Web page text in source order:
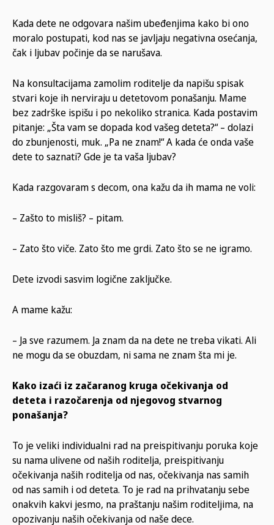
Kada dete ne odgovara našim ubeđenjima kako bi ono
moralo postupati, kod nas se javljaju negativna osećanja,
čak i ljubav počinje da se narušava.
Na konsultacijama zamolim roditelje da napišu spisak
stvari koje ih nerviraju u detetovom ponašanju. Mame
bez zadrške ispišu i po nekoliko stranica. Kada postavim
pitanje: „Šta vam se dopada kod vašeg deteta?“ – dolazi
do zbunjenosti, muk. „Pa ne znam!“ A kada će onda vaše
dete to saznati? Gde je ta vaša ljubav?
Kada razgovaram s decom, ona kažu da ih mama ne voli:
– Zašto to misliš? – pitam.
– Zato što viče. Zato što me grdi. Zato što se ne igramo.
Dete izvodi sasvim logične zaključke.
A mame kažu:
– Ja sve razumem. Ja znam da na dete ne treba vikati. Ali
ne mogu da se obuzdam, ni sama ne znam šta mi je.
Kako izaći iz začaranog kruga očekivanja od
deteta i razočarenja od njegovog stvarnog
ponašanja?
To je veliki individualni rad na preispitivanju poruka koje
su nama ulivene od naših roditelja, preispitivanju
očekivanja naših roditelja od nas, očekivanja nas samih
od nas samih i od deteta. To je rad na prihvatanju sebe
onakvih kakvi jesmo, na praštanju našim roditeljima, na
opozivanju naših očekivanja od naše dece.